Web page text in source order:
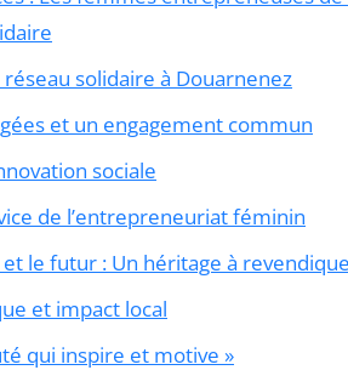
réseau solidaire à Douarnenez
et un engagement commun
sociale
de l’entrepreneuriat féminin
le futur : Un héritage à
et impact local
qui inspire et motive »